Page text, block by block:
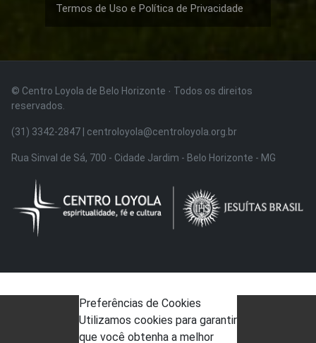
Termos de Uso e Política de Privacidade
© Centro Loyola de Belo Horizonte · Todos os direitos
reservados.
(31) 3342-2847 | centroloyola@centroloyola.org.br
Rua Sinval de Sá, 700 - Cidade Jardim - Belo Horizonte - MG
Preferências de Cookies
Utilizamos cookies para garantir
que você obtenha a melhor